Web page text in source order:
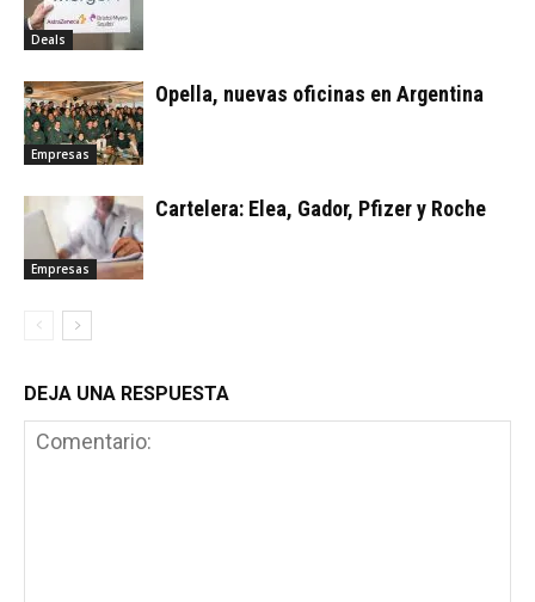
Deals
Empresas
Opella, nuevas oficinas en Argentina
Empresas
Cartelera: Elea, Gador, Pfizer y Roche
DEJA UNA RESPUESTA